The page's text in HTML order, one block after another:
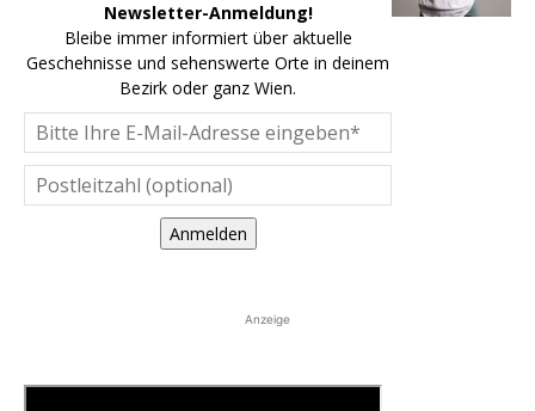
Newsletter-Anmeldung!
Bleibe immer informiert über aktuelle
Geschehnisse und sehenswerte Orte in deinem
Bezirk oder ganz Wien.
Anmelden
Anzeige